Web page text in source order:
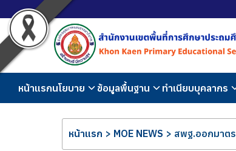
หน้าแรกนโยบาย ข้อมูลพื้นฐาน ทำเนียบบุคลากร
หน้าแรก > MOE NEWS > สพฐ.ออกมาต